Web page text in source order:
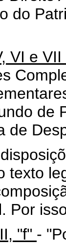
do
VI e
de
de
texto
Por
"f" -